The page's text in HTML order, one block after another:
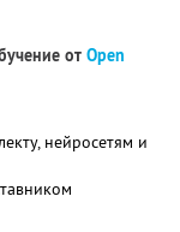
от Open
нейросетям и